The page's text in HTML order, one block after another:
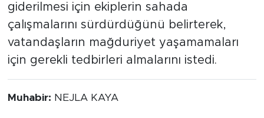
giderilmesi için ekiplerin sahada
çalışmalarını sürdürdüğünü belirterek,
vatandaşların mağduriyet yaşamamaları
için gerekli tedbirleri almalarını istedi.
Muhabir: NEJLA KAYA